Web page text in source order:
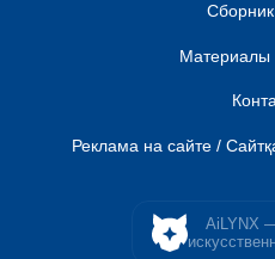
Сборник
Материалы
Реклама на сайте /
AiLYNX